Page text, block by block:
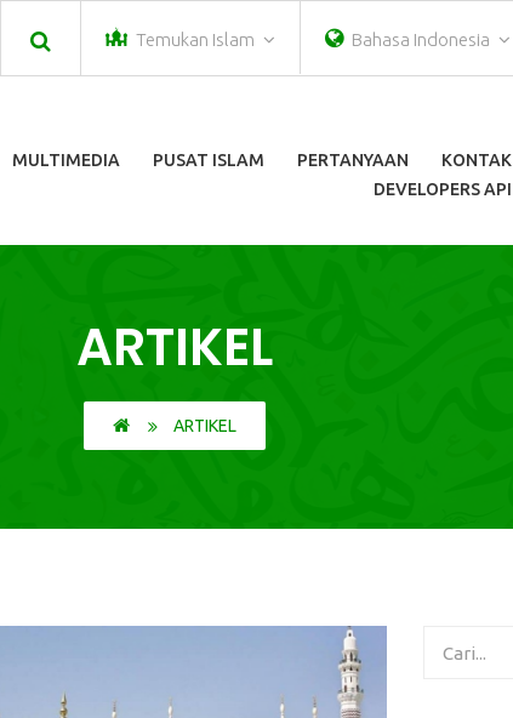
Temukan Islam Bahasa Indonesia
MULTIMEDIA PUSAT ISLAM PERTANYAAN
KONTAK
DEVELOPERS API
ARTIKEL
ARTIKEL